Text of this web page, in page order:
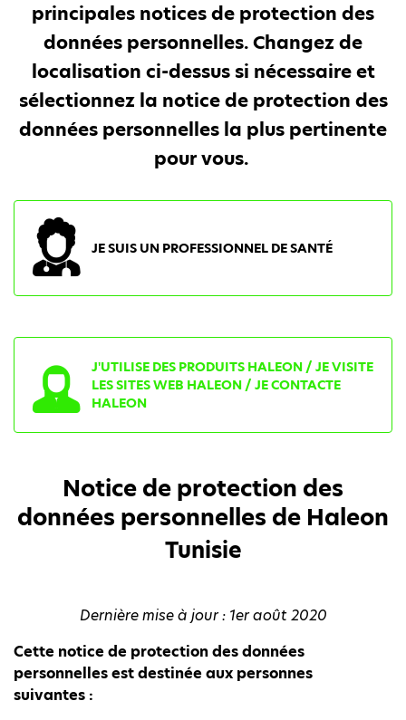
principales notices de protection des
données personnelles. Changez de
localisation ci-dessus si nécessaire et
sélectionnez la notice de protection des
données personnelles la plus pertinente
pour vous.
JE SUIS UN PROFESSIONNEL DE SANTÉ
J'UTILISE DES PRODUITS HALEON / JE VISITE
LES SITES WEB HALEON / JE CONTACTE
HALEON
Notice de protection des
données personnelles de Haleon
Tunisie
Dernière mise à jour : 1er août 2020
Cette notice de protection des données
personnelles est destinée aux personnes
suivantes :